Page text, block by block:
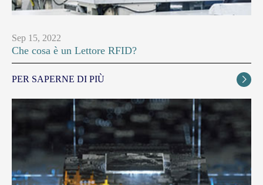
Sep 15, 2022
Che cosa è un Lettore RFID?
PER SAPERNE DI PIÙ 